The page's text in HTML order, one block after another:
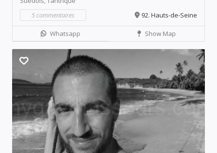
5 commentaires
92. Hauts-de-Seine
Whatsapp Show Map